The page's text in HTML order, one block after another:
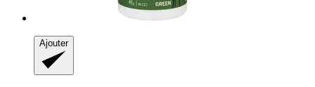
Ajouter